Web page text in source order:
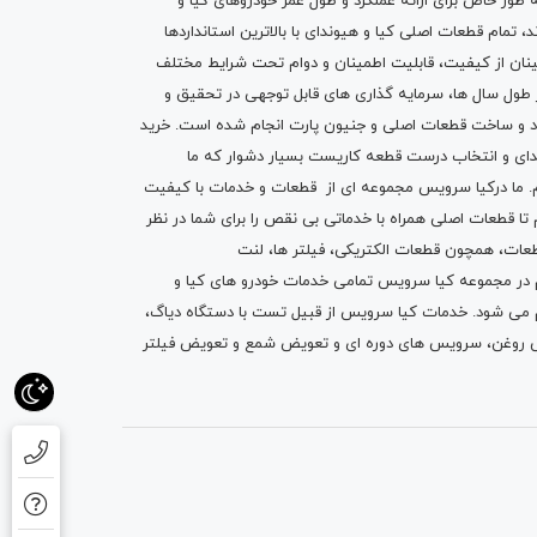
قطعات اصلی کیا و هیوندای با بالاترین استانداردها
از کیفیت، قابلیت اطمینان و دوام تحت شرایط مختلف
سال ها، سرمایه گذاری های قابل توجهی در تحقیق و
و ساخت قطعات اصلی و جنیون پارت انجام شده است. خرید
و انتخاب درست قطعه کاریست بسیار دشوار که ما
ما درکیا سرویس مجموعه ای از قطعات و خدمات با کیفیت
تا قطعات اصلی همراه با خدماتی بی نقص را برای شما در نظر
همچون قطعات الکتریکی، فیلتر ها، لنت
در مجموعه کیا سرویس تمامی خدمات خودرو های کیا و
می شود. خدمات کیا سرویس از قبیل تست با دستگاه دیاگ،
روغن، سرویس های دوره ای و تعویض شمع و تعویض فیلتر